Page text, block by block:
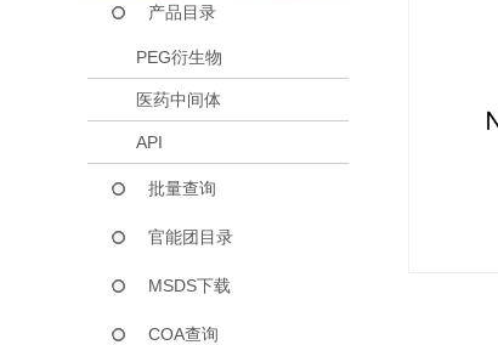
产品目录
PEG衍生物
医药中间体
API
批量查询
官能团目录
MSDS下载
COA查询